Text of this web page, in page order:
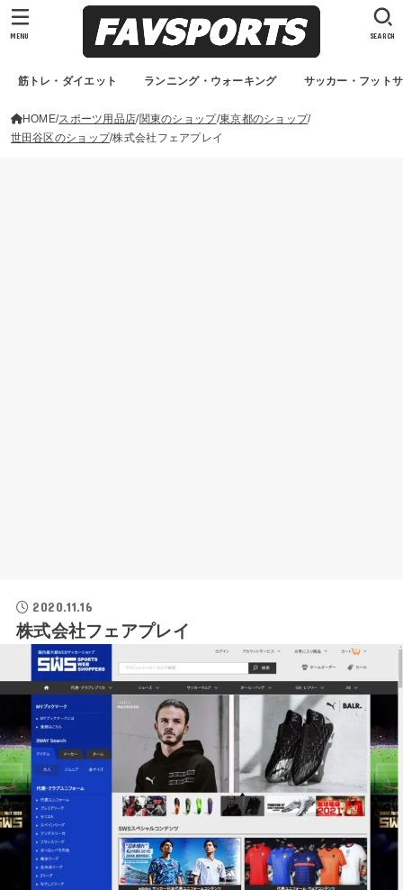
筋トレ・ダイエット ランニング・ウォーキング サッカー・フット
SEARCH
MENU
HOME スポーツ用品店 関東のショップ 東京都のショップ
世田谷区のショップ 株式会社フェアプレイ
2020.11.16
株式会社フェアプレイ